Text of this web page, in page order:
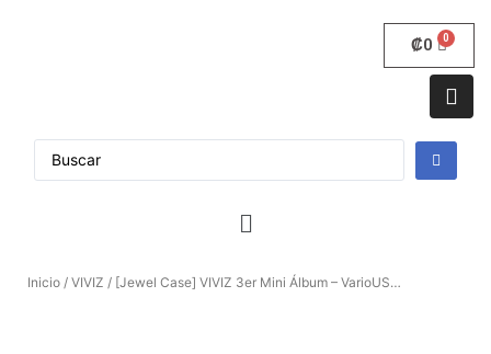
₡0
Inicio / VIVIZ / [Jewel Case] ​​VIVIZ 3er Mini Álbum – VarioUS…